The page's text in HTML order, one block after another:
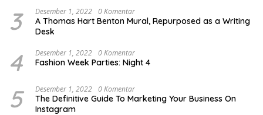
3 Desember 1, 2022 0 Komentar
A Thomas Hart Benton Mural, Repurposed as a Writing
Desk
4 Desember 1, 2022 0 Komentar
Fashion Week Parties: Night 4
5 Desember 1, 2022 0 Komentar
The Definitive Guide To Marketing Your Business On
Instagram